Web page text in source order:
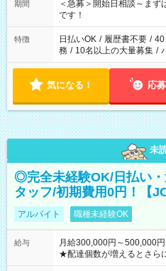
期間
＜急募＞開始日相談～ま
です！
特徴 日払いOK / 履歴書不要 / 40
務 / 10名以上の大量募集 /
気になる！ 応
未
◎完全未経験OK/日払い
タッフ/初期費用0円！【
アルバイト 職種未経験OK
給与
月給300,000円～500,000円
★配達個数が増えるとさら
ど！ ・主要都市エリア 月収55万円／週5日稼働 月収65万~112